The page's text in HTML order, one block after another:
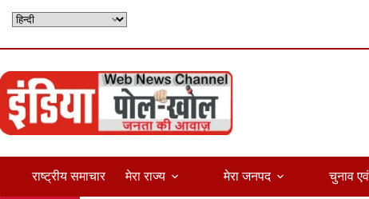
राष्ट्रीय समाचार मेरा राज्य मेरा जनपद चुनाव